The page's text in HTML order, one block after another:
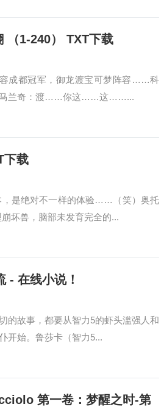
（1-240） TXT下载
成都冠军，御龙渡宝可梦阵容……科
达马兰奇：渡……你这……这……...
下载
，是绝对不一样的体验……（笑）奥托
坏兽，脑部未发育完全的...
- 在线小说！
的故事，都要从智力5的虾头滥强人和
开始。鲁莎卡（智力5...
第一卷：梦醒之时-第